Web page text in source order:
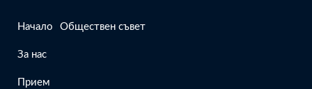
Начало
За нас
Прием
Обществен съвет